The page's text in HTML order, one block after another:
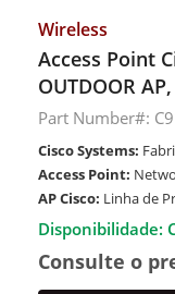
Wireless
Access Point
OUTDOOR
Part Number#:
Cisco Systems:
Access Point:
AP Cisco: Linha de
Disponibilidade:
Consulte o